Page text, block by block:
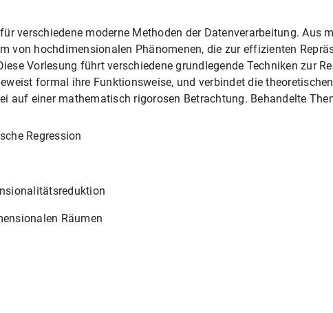
verschiedene moderne Methoden der Datenverarbeitung. Aus
von hochdimensionalen Phänomenen, die zur effizienten
Vorlesung führt verschiedene grundlegende Techniken zur
formal ihre Funktionsweise, und verbindet die
auf einer mathematisch rigorosen Betrachtung. Behandelte
Regression
Räumen